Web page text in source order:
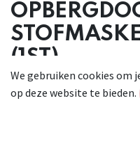
(1ST)
Brand:
Login of
We gebruiken cookies om
op deze website te bieden.